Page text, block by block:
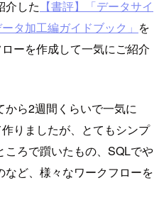
介した 【書評】「データサイ
タ加工編ガイドブック」 を
ーを作成して一気にご紹介
ら2週間くらいで一気に
りましたが、とてもシンプ
ころで躓いたもの、SQLでや
ど、様々なワークフローを